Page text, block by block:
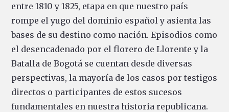
entre 1810 y 1825, etapa en que nuestro país
rompe el yugo del dominio español y asienta las
bases de su destino como nación. Episodios como
el desencadenado por el florero de Llorente y la
Batalla de Bogotá se cuentan desde diversas
perspectivas, la mayoría de los casos por testigos
directos o participantes de estos sucesos
fundamentales en nuestra historia republicana.